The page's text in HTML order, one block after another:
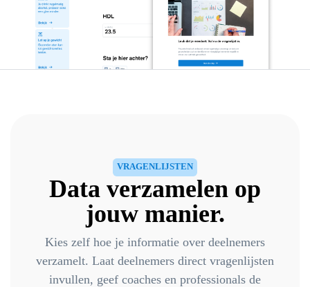
VRAGENLIJSTEN
Data verzamelen op
jouw manier.
Kies zelf hoe je informatie over deelnemers
verzamelt. Laat deelnemers direct vragenlijsten
invullen, geef coaches en professionals de